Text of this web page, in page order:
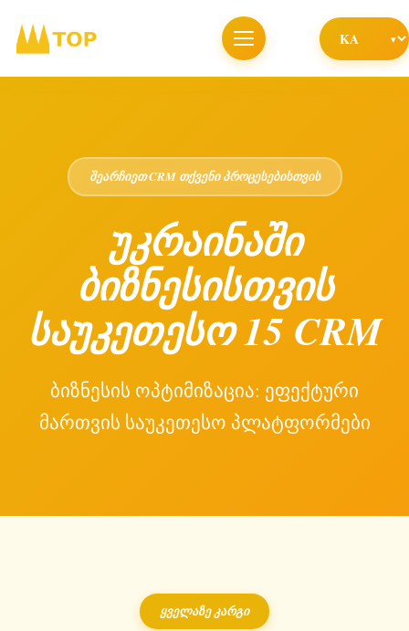
შეარჩიეთ CRM თქვენი პროცესებისთვის
უკრაინაში
ბიზნესისთვის
საუკეთესო 15 CRM
ბიზნესის ოპტიმიზაცია: ეფექტური
მართვის საუკეთესო პლატფორმები
ყველაზე კარგი